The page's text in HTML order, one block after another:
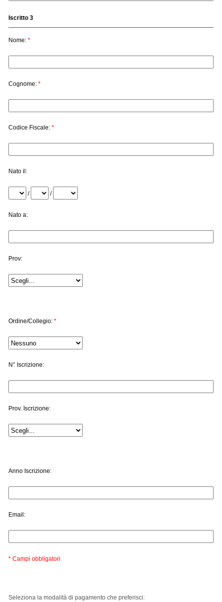
Iscritto 3
Nome:*
Cognome:*
Codice Fiscale:*
Nato il:
/ /
Nato a:
Prov:
Ordine/Collegio:*
N° Iscrizione:
Prov. Iscrizione:
Anno Iscrizione:
Email:
* Campi obbligatori
Seleziona la modalità di pagamento che preferisci: